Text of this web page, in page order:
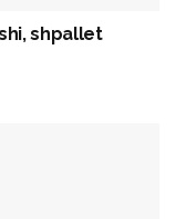
shpallet